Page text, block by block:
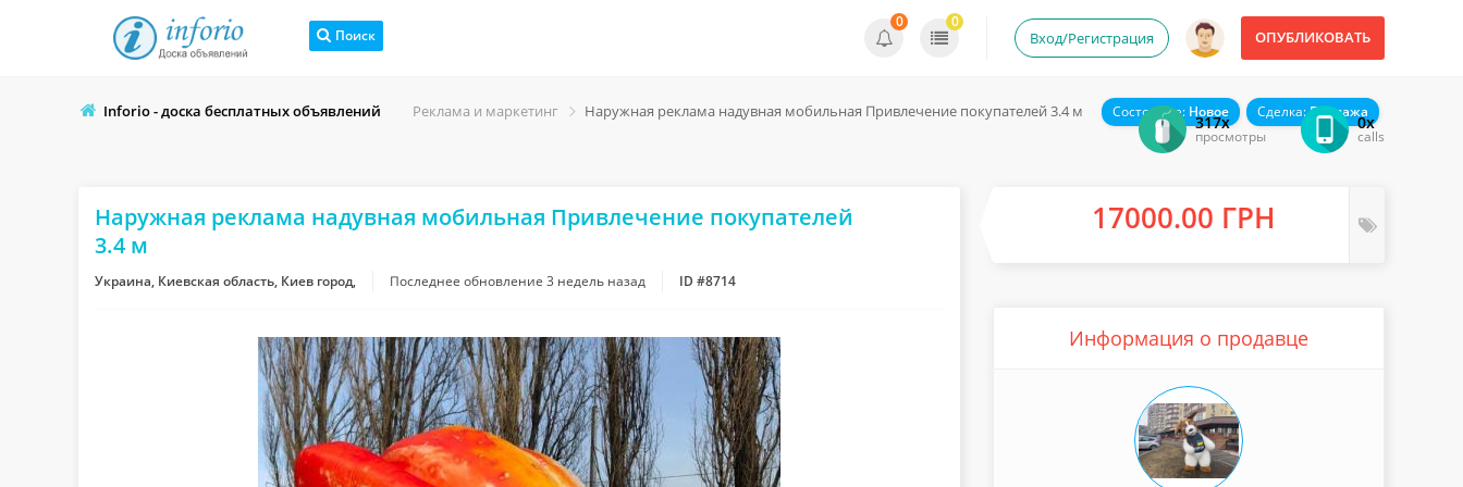
Поиск ОПУБЛИКОВАТЬ
Вход/Регистрация
0 0
Inforio - доска бесплатных объявлений Реклама и маркетинг Наружная реклама надувная мобильная Привлечение покупателей 3.4 м Состояние: Новое Сделка:Продажа
0x
calls
317x
просмотры
Наружная реклама надувная мобильная Привлечение покупателей
3.4 м
Украина, Киевская область, Киев город, Последнее обновление 3 недель назад ID #8714
17000.00 ГРН
Информация о продавце